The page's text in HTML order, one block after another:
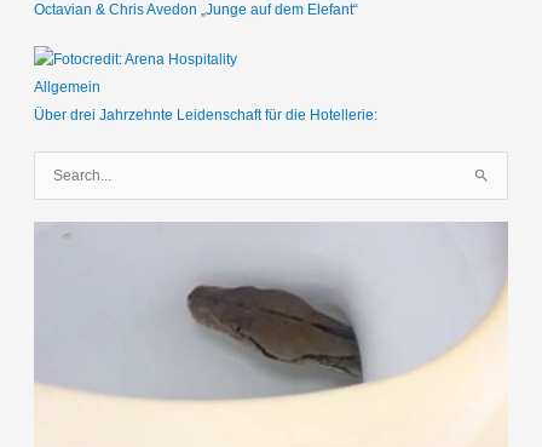
Octavian & Chris Avedon „Junge auf dem Elefant“
Allgemein
Über drei Jahrzehnte Leidenschaft für die Hotellerie:
c
c